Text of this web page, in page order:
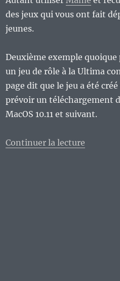
des jeux qui vous ont fait
jeunes.
Deuxième exemple
un jeu de rôle à la Ultima
page dit que le jeu a été
prévoir un téléchargement
MacOS 10.11 et suivant.
Continuer la lecturede «